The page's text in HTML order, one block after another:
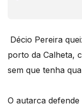
Décio Pereira
porto da Calheta,
sem que tenha
O autarca